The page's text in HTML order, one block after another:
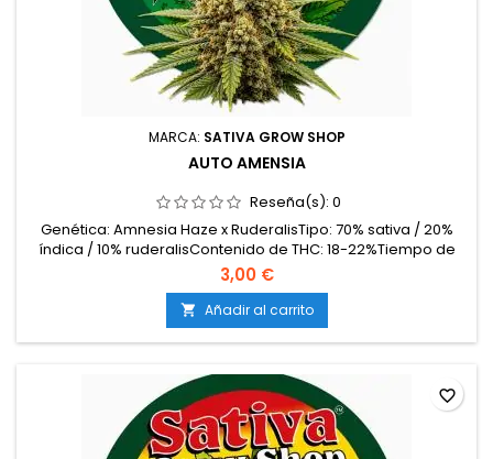
MARCA: SATIVA GROW SHOP
AUTO AMENSIA
Reseña(s): 0
Genética: Amnesia Haze x RuderalisTipo: 70% sativa / 20%
índica / 10% ruderalisContenido de THC: 18-22%Tiempo de
floración: Completa su ciclo en aproximadamente 10-11
semanas desde la germinaciónProducción en interior: 450-
550 g/m²Producción en exterior: 70-150 g/plantaAltura: 80-
120 cm en interior; hasta 180 cm en exteriorAromas y...
3,00 €
 Añadir al carrito
favorite_border